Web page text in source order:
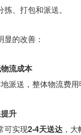
拣、 打包和派送。
显的改善：
物流成本
派送， 整体物流费用
提升
可实现2-4天送达 ， 大